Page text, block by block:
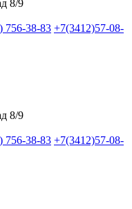
8/9
756-38-83 +7(3412)57-08-
8/9
756-38-83 +7(3412)57-08-